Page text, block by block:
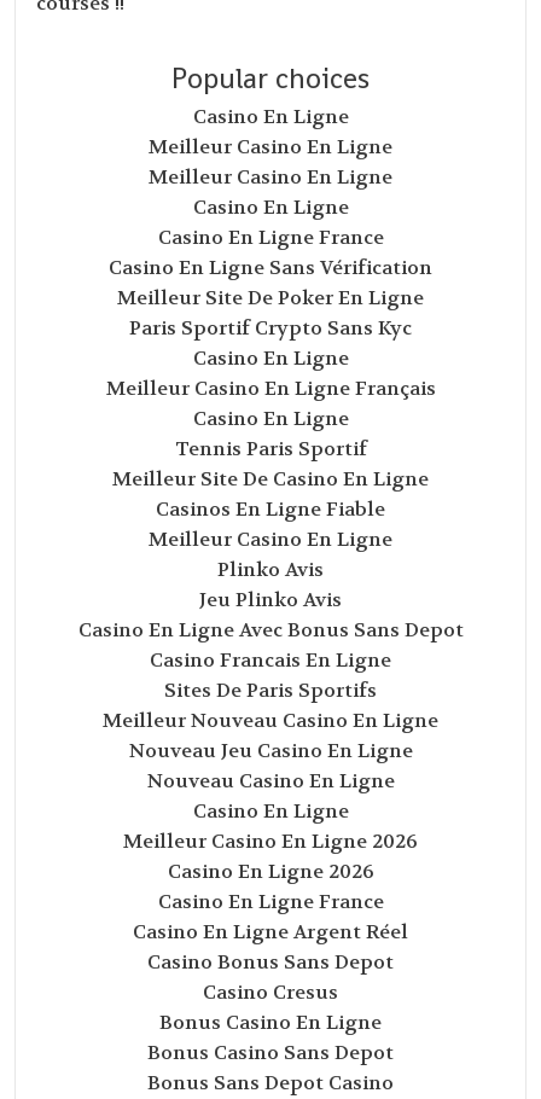
Popular choices
Casino En Ligne
Meilleur Casino En Ligne
Meilleur Casino En Ligne
Casino En Ligne
Casino En Ligne France
Casino En Ligne Sans Vérification
Meilleur Site De Poker En Ligne
Paris Sportif Crypto Sans Kyc
Casino En Ligne
Meilleur Casino En Ligne Français
Casino En Ligne
Tennis Paris Sportif
Meilleur Site De Casino En Ligne
Casinos En Ligne Fiable
Meilleur Casino En Ligne
Plinko Avis
Jeu Plinko Avis
Casino En Ligne Avec Bonus Sans Depot
Casino Francais En Ligne
Sites De Paris Sportifs
Meilleur Nouveau Casino En Ligne
Nouveau Jeu Casino En Ligne
Nouveau Casino En Ligne
Casino En Ligne
Meilleur Casino En Ligne 2026
Casino En Ligne 2026
Casino En Ligne France
Casino En Ligne Argent Réel
Casino Bonus Sans Depot
Casino Cresus
Bonus Casino En Ligne
Bonus Casino Sans Depot
Bonus Sans Depot Casino